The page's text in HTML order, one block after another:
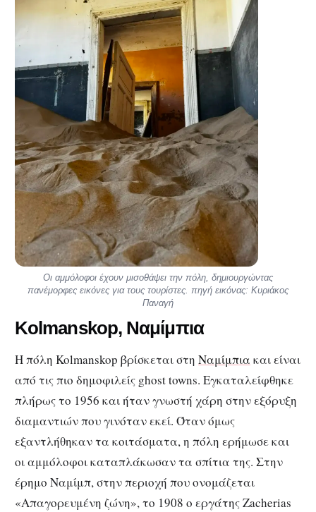
Οι αμμόλοφοι έχουν μισοθάψει την πόλη, δημιουργώντας
πανέμορφες εικόνες για τους τουρίστες. πηγή εικόνας: Κυριάκος
Παναγή
Kolmanskop, Ναμίμπια
Η πόλη Kolmanskop βρίσκεται στη Ναμίμπια και είναι
από τις πιο δημοφιλείς ghost towns. Εγκαταλείφθηκε
πλήρως το 1956 και ήταν γνωστή χάρη στην εξόρυξη
διαμαντιών που γινόταν εκεί. Όταν όμως
εξαντλήθηκαν τα κοιτάσματα, η πόλη ερήμωσε και
οι αμμόλοφοι καταπλάκωσαν τα σπίτια της. Στην
έρημο Ναμίμπ, στην περιοχή που ονομάζεται
«Απαγορευμένη ζώνη», το 1908 ο εργάτης Zacherias